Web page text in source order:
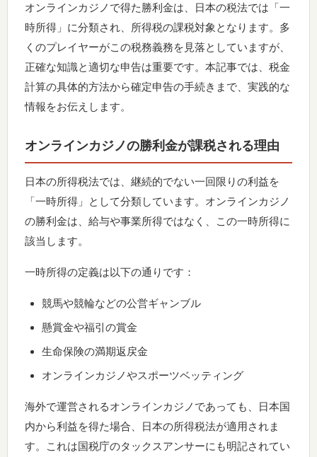
オンラインカジノで得た勝利金は、日本の税法では「一
時所得」に分類され、所得税の課税対象となります。多
くのプレイヤーがこの税務義務を見落としていますが、
正確な知識と適切な申告は重要です。本記事では、税金
計算の具体的方法から確定申告の手続きまで、実践的な
情報をお伝えします。
オンラインカジノの勝利金が課税される理由
日本の所得税法では、継続的でない一回限りの利益を
「一時所得」として分類しています。オンラインカジノ
の勝利金は、給与や事業所得ではなく、この一時所得に
該当します。
一時所得の定義は以下の通りです：
競馬や競輪などの公営ギャンブル
懸賞金や福引の賞金
生命保険の満期返戻金
オンラインカジノやスポーツベッティング
海外で運営されるオンラインカジノであっても、日本国
内から利益を得た場合、日本の所得税法が適用されま
す。これは国税庁のタックスアンサーにも明記されてい